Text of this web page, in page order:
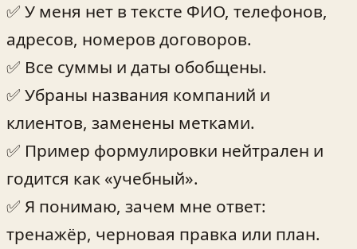
✅ У меня нет в тексте ФИО, телефонов,
адресов, номеров договоров.
✅ Все суммы и даты обобщены.
✅ Убраны названия компаний и
клиентов, заменены метками.
✅ Пример формулировки нейтрален и
годится как «учебный».
✅ Я понимаю, зачем мне ответ:
тренажёр, черновая правка или план.